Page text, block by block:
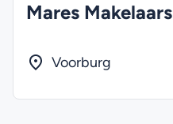
Mares Makelaars
Voorburg